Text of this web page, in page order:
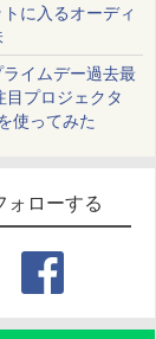
に入るオーディ
イムデー過去最
目プロジェクタ
使ってみた
ォローする